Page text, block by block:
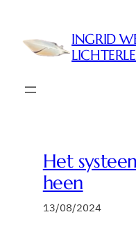
INGRID
Het
heen
13/08/2024